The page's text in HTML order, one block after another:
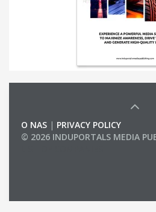
O NAS | PRIVACY POLICY
© 2026 INDUPORTALS MEDIA